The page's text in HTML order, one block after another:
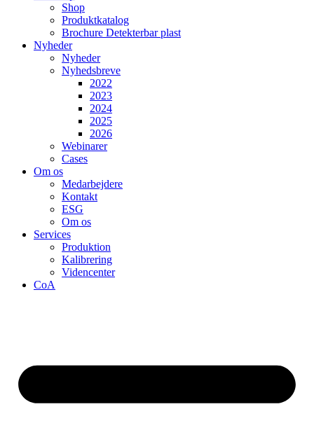
Shop
Produktkatalog
Brochure Detekterbar plast
Nyheder
Nyheder
Nyhedsbreve
2022
2023
2024
2025
2026
Webinarer
Cases
Om os
Medarbejdere
Kontakt
ESG
Om os
Services
Produktion
Kalibrering
Videncenter
CoA